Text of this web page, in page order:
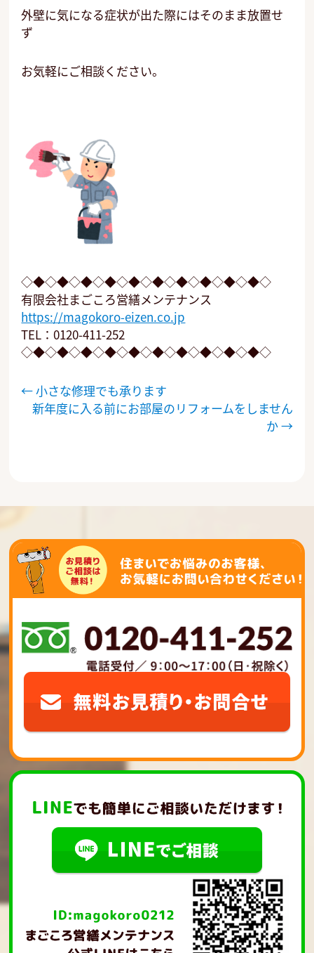
外壁に気になる症状が出た際にはそのまま放置せ
ず
お気軽にご相談ください。
◇◆◇◆◇◆◇◆◇◆◇◆◇◆◇◆◇◆◇◆◇
有限会社まごころ営繕メンテナンス
https://magokoro-eizen.co.jp
TEL：0120-411-252
◇◆◇◆◇◆◇◆◇◆◇◆◇◆◇◆◇◆◇◆◇
稿
ナ
シ
ョ
ン
←小さな修理でも承ります
新年度に入る前にお部屋のリフォームをしません
か→